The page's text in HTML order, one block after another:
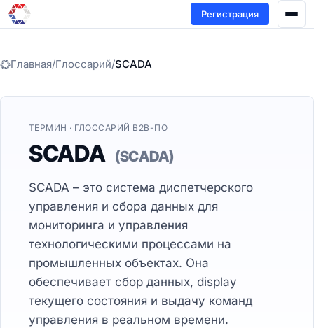
Регистрация
Главная/Глоссарий/SCADA
ТЕРМИН · ГЛОССАРИЙ B2B-ПО
SCADA (SCADA)
SCADA – это система диспетчерского
управления и сбора данных для
мониторинга и управления
технологическими процессами на
промышленных объектах. Она
обеспечивает сбор данных, display
текущего состояния и выдачу команд
управления в реальном времени.